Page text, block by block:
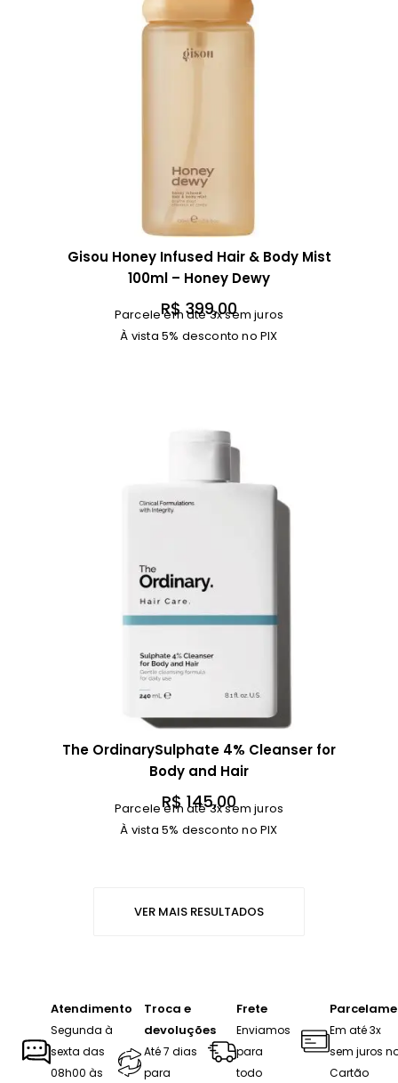
Gisou Honey Infused Hair & Body Mist
100ml – Honey Dewy
R$399,00
Parcele em até 3x sem juros
À vista 5% desconto no PIX
The OrdinarySulphate 4% Cleanser for
Body and Hair
R$145,00
Parcele em até 3x sem juros
À vista 5% desconto no PIX
VER MAIS RESULTADOS
Atendimento
Segunda à
sexta das
08h00 às
Troca e
devoluções
Até 7 dias
para
Frete
Enviamos
para
todo
Em até 3x
sem juros
Cartão